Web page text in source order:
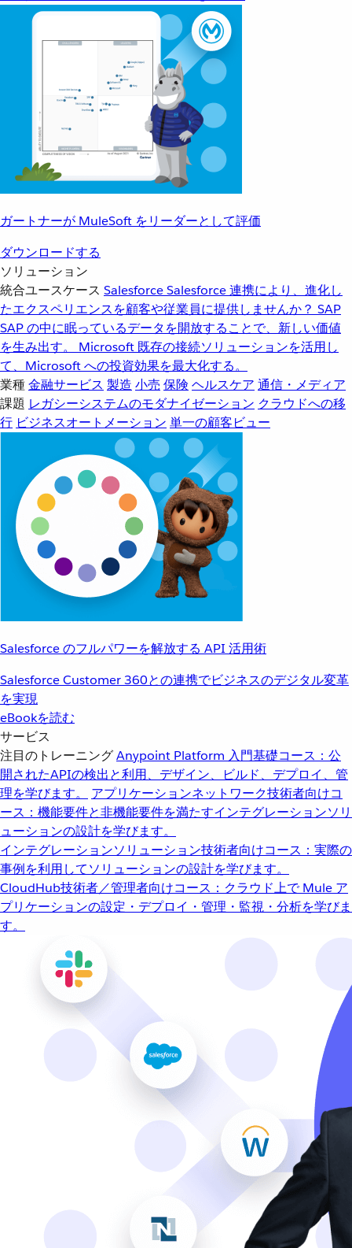
ガートナーが MuleSoft をリーダーとして評価
ダウンロードする
ソリューション
統合ユースケース SalesforceSalesforce 連携により、進化し
たエクスペリエンスを顧客や従業員に提供しませんか？ SAP
SAP の中に眠っているデータを開放することで、新しい価値
を生み出す。
Microsoft 既存の接続ソリューションを活用し
て、Microsoft への投資効果を最大化する。
業種金融サービス 製造 小売 保険 ヘルスケア 通信・メディア
課題 レガシーシステムのモダナイゼーション クラウドへの移
行 ビジネスオートメーション 単一の顧客ビュー
Salesforce のフルパワーを解放する API 活用術
Salesforce Customer 360との連携でビジネスのデジタル変革
を実現
eBookを読む
サービス
注目のトレーニングAnypoint Platform 入門基礎コース：公
開されたAPIの検出と利用、デザイン、ビルド、デプロイ、管
理を学びます。
アプリケーションネットワーク技術者向けコ
ース：機能要件と非機能要件を満たすインテグレーションソリ
ューションの設計を学びます。
インテグレーションソリューション技術者向けコース：実際の
事例を利用してソリューションの設計を学びます。
CloudHub技術者／管理者向けコース：クラウド上で Mule ア
プリケーションの設定・デプロイ・管理・監視・分析を学びま
す。